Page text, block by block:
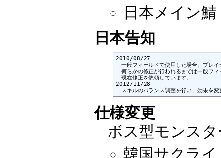
日本メイン
日本告知
2010/08/27
一般フィールドで使用した場合、プレイ
何らかの修正が行われるまでは一般フィ
現在修正を依頼しています。
2012/11/28
スキルのバランス調整を行い、効果を変
仕様変更
ボス型モンス
韓国サクライ